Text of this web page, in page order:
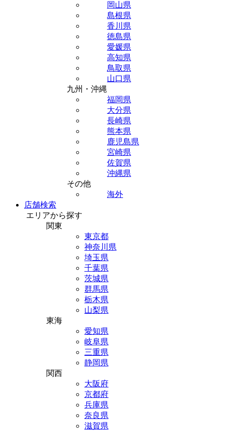
岡山県
島根県
香川県
徳島県
愛媛県
高知県
鳥取県
山口県
九州・沖縄
福岡県
大分県
長崎県
熊本県
鹿児島県
宮崎県
佐賀県
沖縄県
その他
海外
店舗検索
エリアから探す
関東
東京都
神奈川県
埼玉県
千葉県
茨城県
群馬県
栃木県
山梨県
東海
愛知県
岐阜県
三重県
静岡県
関西
大阪府
京都府
兵庫県
奈良県
滋賀県